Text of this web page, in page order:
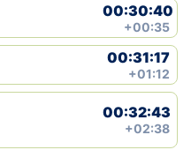
00:30:40
+00:35
00:31:17
+01:12
00:32:43
+02:38